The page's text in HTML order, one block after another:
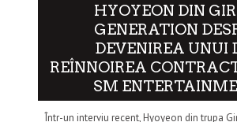
HYOYEON DIN
GENERATION
DEVENIREA UNUI
REÎNNOIREA
SM
Într-un interviu recent, Hyoyeon din trupa